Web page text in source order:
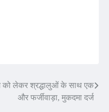
को लेकर श्रद्धालुओं के साथ एक
और फर्जीवाड़ा, मुकदमा दर्ज